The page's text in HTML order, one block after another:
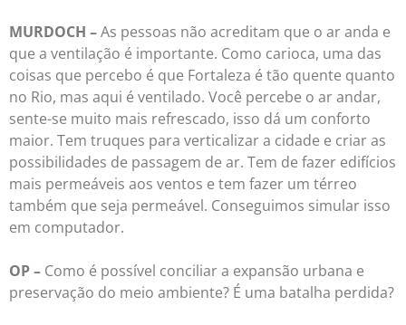
MURDOCH –As pessoas não acreditam que o ar anda e
que a ventilação é importante. Como carioca, uma das
coisas que percebo é que Fortaleza é tão quente quanto
no Rio, mas aqui é ventilado. Você percebe o ar andar,
sente-se muito mais refrescado, isso dá um conforto
maior. Tem truques para verticalizar a cidade e criar as
possibilidades de passagem de ar. Tem de fazer edifícios
mais permeáveis aos ventos e tem fazer um térreo
também que seja permeável. Conseguimos simular isso
em computador.
OP – Como é possível conciliar a expansão urbana e
preservação do meio ambiente? É uma batalha perdida?